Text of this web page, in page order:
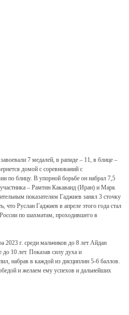
7 медалей, в рапиде – 11, в блице –
домой с соревнований с
по блицу. В упорной борьбе он набрал 7,5
– Рамтин Какаванд (Иран) и Марк
показателям Гаджиев занял 3 сточку
что Руслан Гаджиев в апреле этого года стал
по шахматам, проходившего в
2023 г. среди мальчиков до 8 лет Айдан
до 10 лет. Показав силу духа и
набрав в каждой из дисциплин 5-6 баллов.
и желаем ему успехов и дальнейших